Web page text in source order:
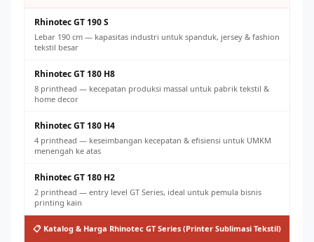
Rhinotec GT 190 S
Lebar 190 cm — kapasitas industri untuk spanduk, jersey & fashion
tekstil besar
Rhinotec GT 180 H8
8 printhead — kecepatan produksi massal untuk pabrik tekstil &
home decor
Rhinotec GT 180 H4
4 printhead — keseimbangan kecepatan & efisiensi untuk UMKM
menengah ke atas
Rhinotec GT 180 H2
2 printhead — entry level GT Series, ideal untuk pemula bisnis
printing kain
📋 Katalog & Harga Rhinotec GT Series (Printer Sublimasi Tekstil)